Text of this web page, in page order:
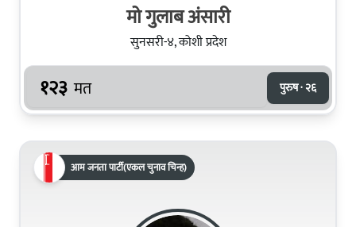
मो गुलाब अंसारी
सुनसरी-४, कोशी प्रदेश
१२३ मत पुरुष · २६
आम जनता पार्टी(एकल चुनाव चिन्ह)